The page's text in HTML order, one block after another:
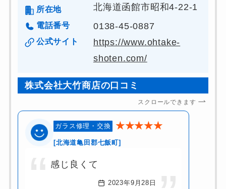
所在地 北海道函館市昭和4-22-1
電話番号 0138-45-0887
公式サイト
https://www.ohtake-
shoten.com/
株式会社大竹商店の口コミ
スクロールできます
ガラス修理・交換 ★★★★★
[北海道亀田郡七飯町]
感じ良くて
2023年9月28日